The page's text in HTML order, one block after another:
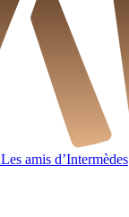
Les amis d’Intermèdes